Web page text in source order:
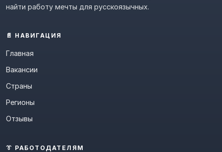
найти работу мечты для русскоязычных.
📄 НАВИГАЦИЯ
Главная
Вакансии
Страны
Регионы
Отзывы
👔 РАБОТОДАТЕЛЯМ